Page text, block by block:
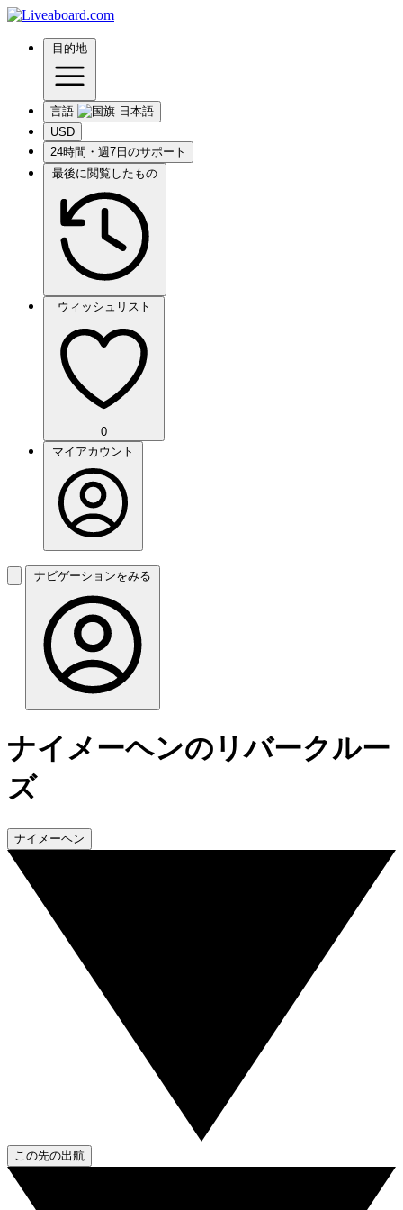
目的地
言語
USD
24時間・週7日のサポート
最後に閲覧したもの
ウィッシュリスト
0
マイアカウント
ナビゲーションをみる
ナイメーヘンのリバークルー
ズ
ナイメーヘン
この先の出航